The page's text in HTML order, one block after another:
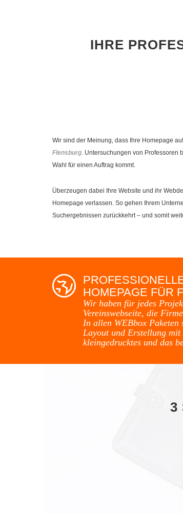
IHRE
Wir sind der Meinung, dass Ihre Homepage
Flensburg. Untersuchungen von Professoren
Wahl für einen Auftrag kommt.
Überzeugen dabei Ihre Website und ihr
Homepage verlassen. So gehen Ihrem
Suchergebnissen zurückkehrt – und somit
HOMEPAGE FÜR
Wir haben für jedes
Vereinswebseite, die
In allen WEBbox
Layout und Erstellung mit
kleingedrucktes und das
3